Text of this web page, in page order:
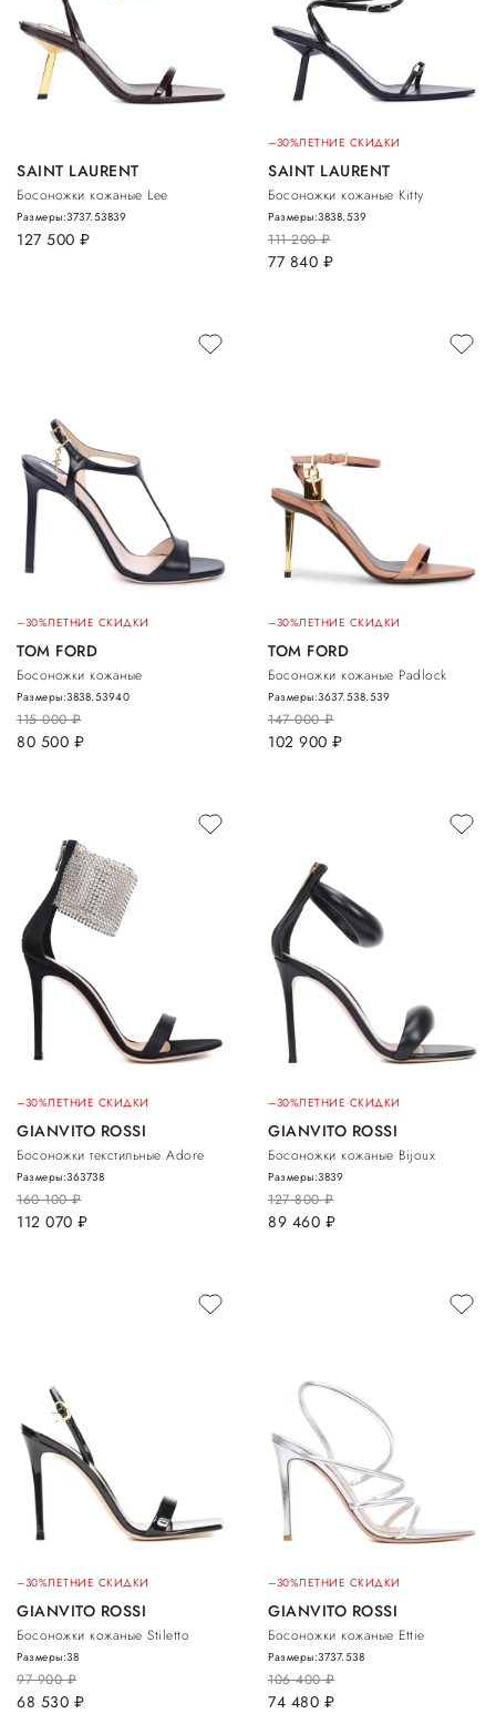
SAINT LAURENT
Босоножки кожаные Lee
127 500 руб.
Размеры:3737.53839
–30%ЛЕТНИЕ СКИДКИ
SAINT LAURENT
Босоножки кожаные Kitty
111 200руб.
77 840 руб.
Размеры:3838.539
–30%ЛЕТНИЕ СКИДКИ
TOM FORD
Босоножки кожаные
115 000руб.
80 500 руб.
Размеры:3838.53940
–30%ЛЕТНИЕ СКИДКИ
TOM FORD
Босоножки кожаные Padlock
147 000руб.
102 900 руб.
Размеры:3637.538.539
–30%ЛЕТНИЕ СКИДКИ
GIANVITO ROSSI
Босоножки текстильные Adore
160 100руб.
112 070 руб.
Размеры:363738
–30%ЛЕТНИЕ СКИДКИ
GIANVITO ROSSI
Босоножки кожаные Bijoux
127 800руб.
89 460 руб.
Размеры:3839
–30%ЛЕТНИЕ СКИДКИ
GIANVITO ROSSI
Босоножки кожаные Stiletto
97 900руб.
68 530 руб.
Размеры:38
–30%ЛЕТНИЕ СКИДКИ
GIANVITO ROSSI
Босоножки кожаные Ettie
106 400руб.
74 480 руб.
Размеры:3737.538